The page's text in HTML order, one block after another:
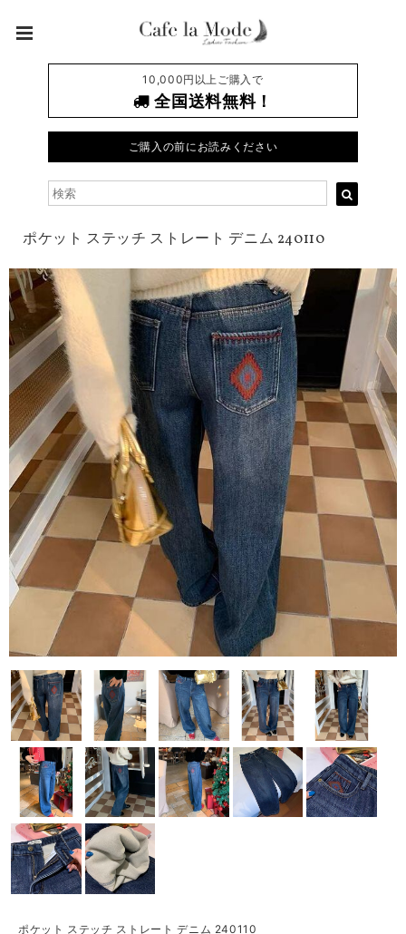
10,000円以上ご購入で
全国送料無料！
ご購入の前にお読みください
ポケット ステッチ ストレート デニム 240110
ポケット ステッチ ストレート デニム 240110